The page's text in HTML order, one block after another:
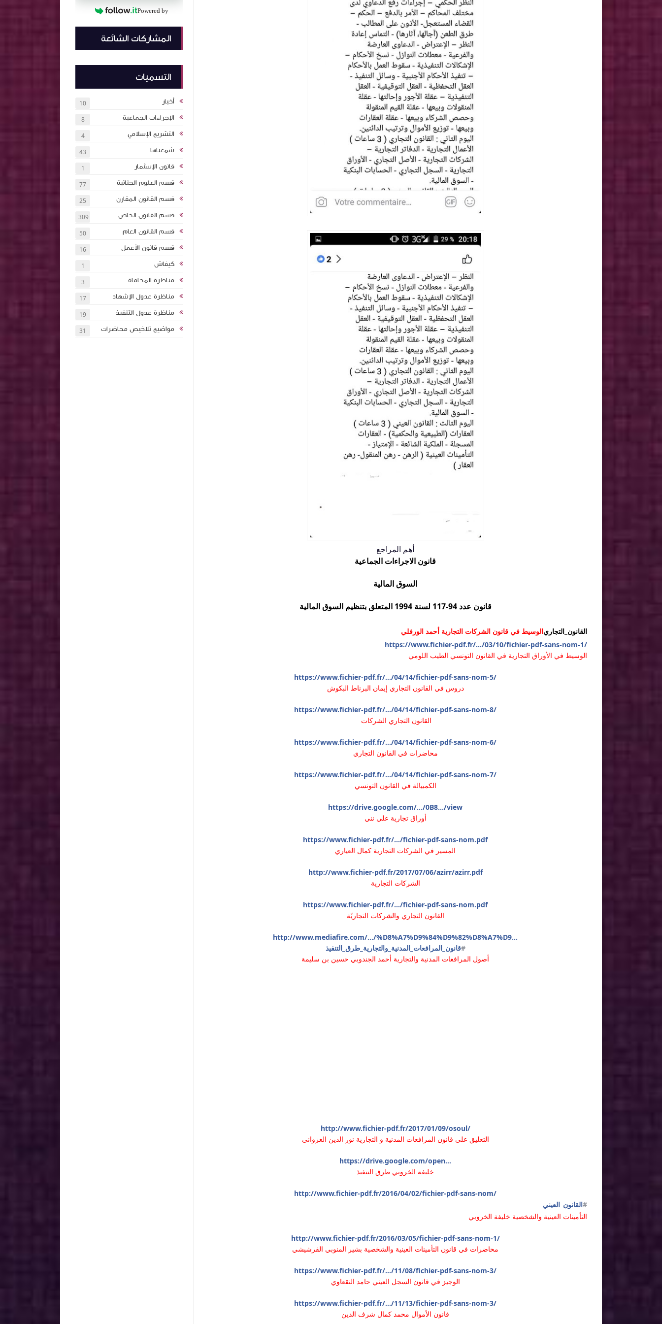
أهم المراجع
قانون الاجراءات الجماعية
السوق المالية
قانون عدد 94-117 لسنة 1994 المتعلق بتنظيم السوق المالية
القانون_التجاريالوسيط في قانون الشركات التجارية أحمد الورفلي
https://www.fichier-pdf.fr/.../03/10/fichier-pdf-sans-nom-1/
الوسيط في الأوراق التجارية في القانون التونسي الطيب اللومي
https://www.fichier-pdf.fr/.../04/14/fichier-pdf-sans-nom-5/
دروس في القانون التجاري إيمان البرناط البكوش
https://www.fichier-pdf.fr/.../04/14/fichier-pdf-sans-nom-8/
القانون التجاري الشركات
https://www.fichier-pdf.fr/.../04/14/fichier-pdf-sans-nom-6/
محاضرات في القانون التجاري
https://www.fichier-pdf.fr/.../04/14/fichier-pdf-sans-nom-7/
الكمبيالة في القانون التونسي
https://drive.google.com/.../0B8.../view
أوراق تجارية علي نني
https://www.fichier-pdf.fr/.../fichier-pdf-sans-nom.pdf
المسير في الشركات التجارية كمال العياري
http://www.fichier-pdf.fr/2017/07/06/azirr/azirr.pdf
الشركات التجارية
https://www.fichier-pdf.fr/.../fichier-pdf-sans-nom.pdf
القانون التجاري والشركات التجاريّة
http://www.mediafire.com/.../%D8%A7%D9%84%D9%82%D8%A7%D9...
#قانون_المرافعات_المدنية_والتجارية_طرق_التنفيذ
أصول المرافعات المدنية والتجارية أحمد الجندوبي حسين بن سليمة
http://www.fichier-pdf.fr/2017/01/09/osoul/
التعليق على قانون المرافعات المدنية و التجارية نور الدين الغزواني
https://drive.google.com/open...
خليفة الخروبي طرق التنفيذ
http://www.fichier-pdf.fr/2016/04/02/fichier-pdf-sans-nom/
#القانون_العيني
التأمينات العينية والشخصية خليفة الخروبي
http://www.fichier-pdf.fr/2016/03/05/fichier-pdf-sans-nom-1/
محاضرات في قانون التأمينات العينية والشخصية بشير المنوبي الفرشيشي
https://www.fichier-pdf.fr/.../11/08/fichier-pdf-sans-nom-3/
الوجيز في قانون السجل العيني حامد النقعاوي
https://www.fichier-pdf.fr/.../11/13/fichier-pdf-sans-nom-3/
قانون الأموال محمد كمال شرف الدين
Powered by
المشاركات الشائعة
التسميات
أخبار 10
الإجراءات الجماعية 8
التشريع الإسلامي 4
شمعناها 43
قانون الإسثمار 1
قسم العلوم الجنائية 77
قسم القانون المقارن 25
قسم القانون الخاص 309
قسم القانون العام 50
قسم قانون الأعمل 16
كيفاش 1
مناظرة المحاماة 3
مناظرة عدول الإشهاد 17
مناظرة عدول التنفيذ 19
مواضيع تلاخيص محاضرات 31